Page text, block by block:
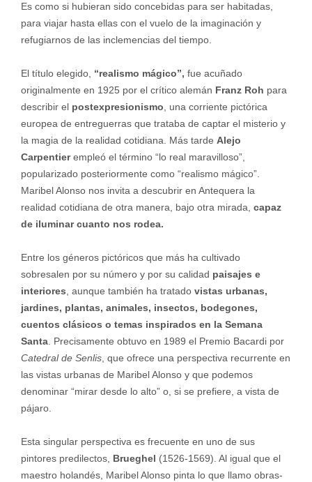
Es como si hubieran sido concebidas para ser habitadas,
para viajar hasta ellas con el vuelo de la imaginación y
refugiarnos de las inclemencias del tiempo.
El título elegido, “realismo mágico”, fue acuñado
originalmente en 1925 por el crítico alemán Franz Roh para
describir el postexpresionismo , una corriente pictórica
europea de entreguerras que trataba de captar el misterio y
la magia de la realidad cotidiana. Más tarde Alejo
Carpentierempleó el término “lo real maravilloso”,
popularizado posteriormente como “realismo mágico”.
Maribel Alonso nos invita a descubrir en Antequera la
realidad cotidiana de otra manera, bajo otra mirada, capaz
de iluminar cuanto nos rodea.
Entre los géneros pictóricos que más ha cultivado
sobresalen por su número y por su calidad paisajes e
interiores , aunque también ha tratado vistas urbanas,
jardines, plantas, animales, insectos, bodegones,
cuentos clásicos o temas inspirados en la Semana
Santa. Precisamente obtuvo en 1989 el Premio Bacardi por
Catedral de Senlis, que ofrece una perspectiva recurrente en
las vistas urbanas de Maribel Alonso y que podemos
denominar “mirar desde lo alto” o, si se prefiere, a vista de
pájaro.
Esta singular perspectiva es frecuente en uno de sus
pintores predilectos, Brueghel (1526-1569). Al igual que el
maestro holandés, Maribel Alonso pinta lo que llamo obras-